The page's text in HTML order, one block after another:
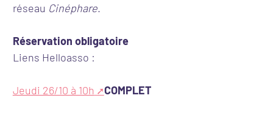
réseau Cinéphare.
Réservation obligatoire
Liens Helloasso :
Jeudi 26/10 à 10h COMPLET